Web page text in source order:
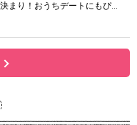
まり！おうちデートにもぴ…